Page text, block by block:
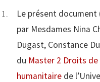
Le présent document
par Mesdames Nina
Dugast, Constance
du Master 2 Droits
humanitairede